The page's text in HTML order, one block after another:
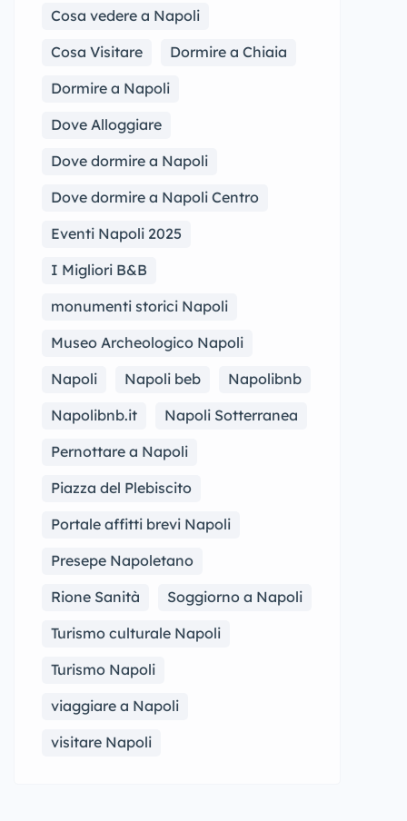
Cosa vedere a Napoli
Cosa Visitare
Dormire a Chiaia
Dormire a Napoli
Dove Alloggiare
Dove dormire a Napoli
Dove dormire a Napoli Centro
Eventi Napoli 2025
I Migliori B&B
monumenti storici Napoli
Museo Archeologico Napoli
Napoli
Napoli beb
Napolibnb
Napolibnb.it
Napoli Sotterranea
Pernottare a Napoli
Piazza del Plebiscito
Portale affitti brevi Napoli
Presepe Napoletano
Rione Sanità
Soggiorno a Napoli
Turismo culturale Napoli
Turismo Napoli
viaggiare a Napoli
visitare Napoli